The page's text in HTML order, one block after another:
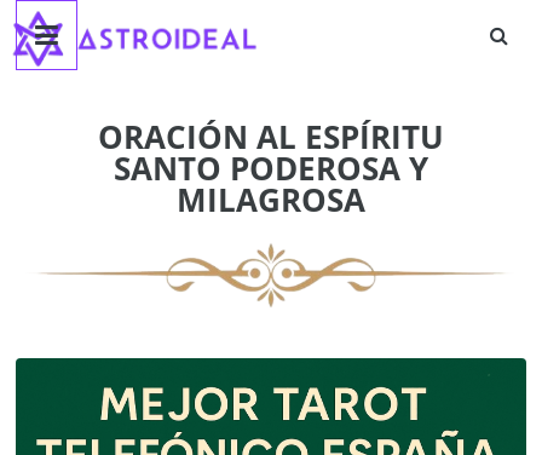
Saltar
contenido
Astroideal
ORACIÓN AL ESPÍRITU
SANTO PODEROSA Y
MILAGROSA